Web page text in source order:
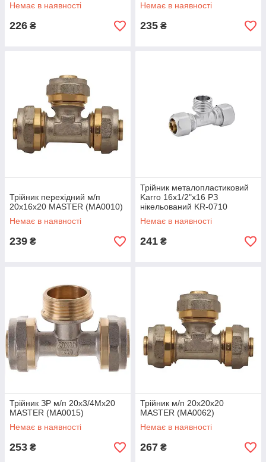
Немає в наявності
226 ₴
Немає в наявності
235 ₴
Трійник перехідний м/п
20x16x20 MASTER (MA0010)
Немає в наявності
239 ₴
Трійник металопластиковий
Karro 16х1/2"х16 РЗ
нікельований KR-0710
Немає в наявності
241 ₴
Трійник ЗР м/п 20x3/4Mx20
MASTER (MA0015)
Немає в наявності
253 ₴
Трійник м/п 20x20x20
MASTER (MA0062)
Немає в наявності
267 ₴